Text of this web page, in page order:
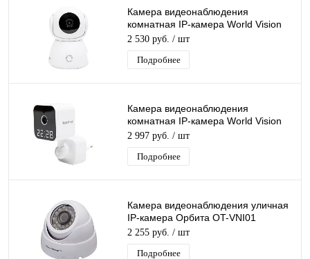
Камера видеонаблюдения
комнатная IP-камера World Vision
RI306L Wi-Fi ip камера 3 Mpix
3,6мм
2 530 руб. / шт
Подробнее
Камера видеонаблюдения
комнатная IP-камера World Vision
SI304 Wi-Fi камера 3 Mpix 3,6мм
2 997 руб. / шт
Подробнее
Камера видеонаблюдения уличная
IP-камера Орбита OT-VNI01
Lan+Wi-Fi камера 2 Mpix 3,6мм для
дома и др
2 255 руб. / шт
Подробнее